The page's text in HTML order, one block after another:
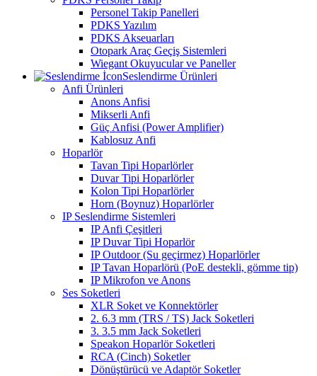
Personel Takip Panelleri
PDKS Yazılım
PDKS Akseuarları
Otopark Araç Geçiş Sistemleri
Wiegant Okuyucular ve Paneller
Seslendirme Ürünleri
Anfi Ürünleri
Anons Anfisi
Mikserli Anfi
Güç Anfisi (Power Amplifier)
Kablosuz Anfi
Hoparlör
Tavan Tipi Hoparlörler
Duvar Tipi Hoparlörler
Kolon Tipi Hoparlörler
Horn (Boynuz) Hoparlörler
IP Seslendirme Sistemleri
IP Anfi Çeşitleri
IP Duvar Tipi Hoparlör
IP Outdoor (Su geçirmez) Hoparlörler
IP Tavan Hoparlörü (PoE destekli, gömme tip)
IP Mikrofon ve Anons
Ses Soketleri
XLR Soket ve Konnektörler
2. 6.3 mm (TRS / TS) Jack Soketleri
3. 3.5 mm Jack Soketleri
Speakon Hoparlör Soketleri
RCA (Cinch) Soketler
Dönüştürücü ve Adaptör Soketler